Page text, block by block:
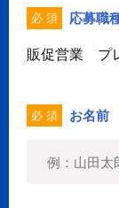
必 須 応募職
販促営業 プ
必 須 お名前